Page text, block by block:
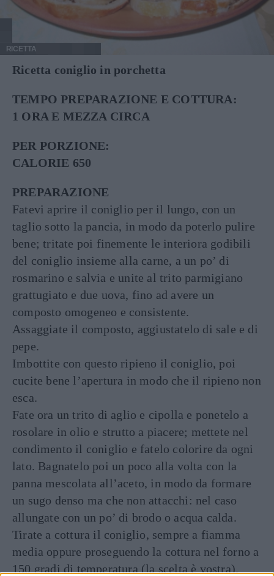
RICETTA
Ricetta coniglio in porchetta
TEMPO PREPARAZIONE E COTTURA:
1 ORA E MEZZA CIRCA
PER PORZIONE:
CALORIE 650
PREPARAZIONE
Fatevi aprire il coniglio per il lungo, con un
taglio sotto la pancia, in modo da poterlo pulire
bene; tritate poi finemente le interiora godibili
del coniglio insieme alla carne, a un po’ di
rosmarino e salvia e unite al trito parmigiano
grattugiato e due uova, fino ad avere un
composto omogeneo e consistente.
Assaggiate il composto, aggiustatelo di sale e di
pepe.
Imbottite con questo ripieno il coniglio, poi
cucite bene l’apertura in modo che il ripieno non
esca.
Fate ora un trito di aglio e cipolla e ponetelo a
rosolare in olio e strutto a piacere; mettete nel
condimento il coniglio e fatelo colorire da ogni
lato. Bagnatelo poi un poco alla volta con la
panna mescolata all’aceto, in modo da formare
un sugo denso ma che non attacchi: nel caso
allungate con un po’ di brodo o acqua calda.
Tirate a cottura il coniglio, sempre a fiamma
media oppure proseguendo la cottura nel forno a
150 gradi di temperatura (la scelta è vostra).